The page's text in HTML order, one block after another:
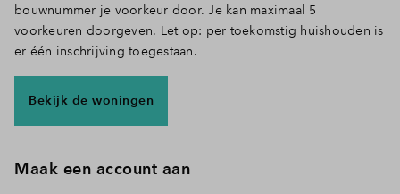
bouwnummer je voorkeur door. Je kan maximaal 5
voorkeuren doorgeven. Let op: per toekomstig huishouden is
er één inschrijving toegestaan.
Bekijk de woningen
Maak een account aan